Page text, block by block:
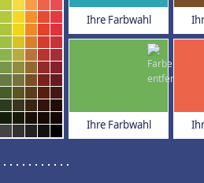
Ihre Farbwahl
Ihre Farbwahl